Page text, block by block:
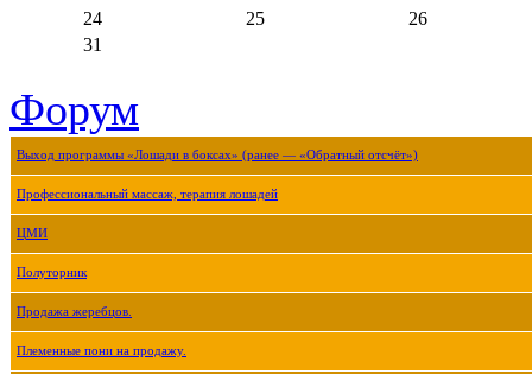
24
25
26
31
Форум
Выход программы «Лошади в боксах» (ранее — «Обратный отсчёт»)
Профессиональный массаж, терапия лошадей
ЦМИ
Полуторник
Продажа жеребцов.
Племенные пони на продажу.